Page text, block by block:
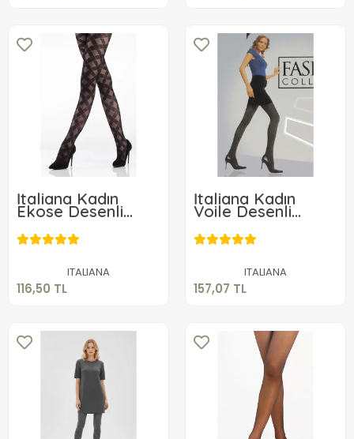
İtaliana Kadın
Ekose Desenli
Külotlu Çorap
ITALIANA
116,50 TL
116,50 TL
İtaliana Kadın
Voile Desenli
Külotlu Çorap
ITALIANA
157,07 TL
157,07 TL